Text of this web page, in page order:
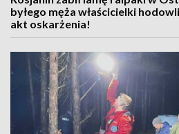
byłego męża właścicielki
akt oskarżenia!